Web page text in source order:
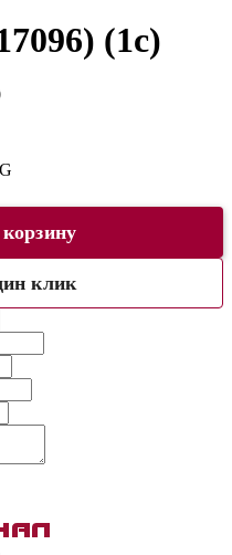
(1c)
клик